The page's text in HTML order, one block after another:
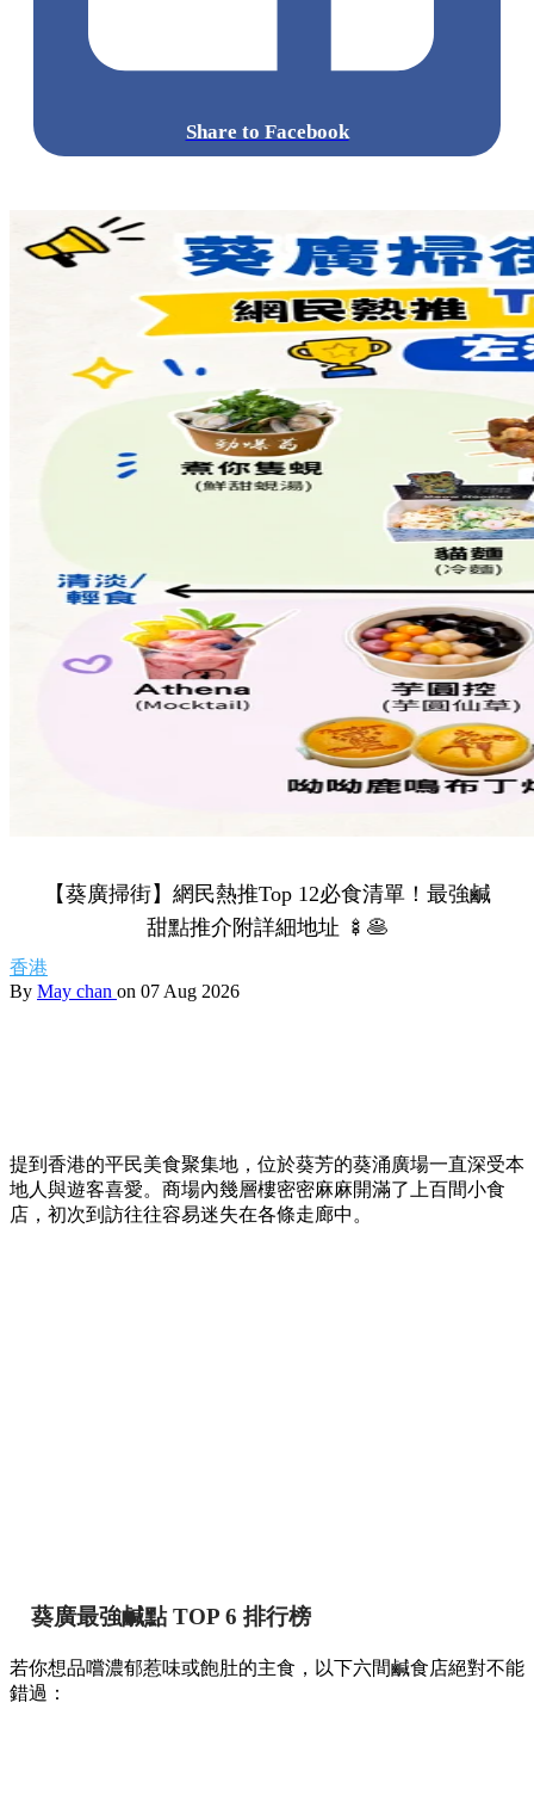
Share to Facebook
【葵廣掃街】網民熱推Top 12必食清單！最強鹹
甜點推介附詳細地址 🍢🥞
香港
By May chan on 07 Aug 2026
提到香港的平民美食聚集地，位於葵芳的葵涌廣場一直深受本
地人與遊客喜愛。商場內幾層樓密密麻麻開滿了上百間小食
店，初次到訪往往容易迷失在各條走廊中。
葵廣最強鹹點 TOP 6 排行榜
若你想品嚐濃郁惹味或飽肚的主食，以下六間鹹食店絕對不能
錯過：